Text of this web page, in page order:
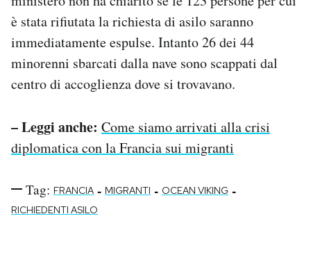
è stata rifiutata la richiesta di asilo saranno
immediatamente espulse. Intanto 26 dei 44
minorenni sbarcati dalla nave sono scappati dal
centro di accoglienza dove si trovavano.
– Leggi anche: Come siamo arrivati alla crisi
diplomatica con la Francia sui migranti
Tag: FRANCIA - MIGRANTI - OCEAN VIKING -
RICHIEDENTI ASILO